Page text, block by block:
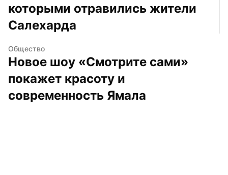
которыми отравились жители
Салехарда
Общество
Новое шоу «Смотрите сами»
покажет красоту и
современность Ямала